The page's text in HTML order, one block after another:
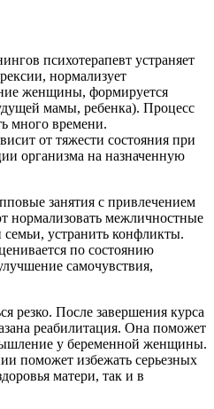
психотерапевт устраняет
нормализует
женщины, формируется
мамы, ребенка). Процесс
много времени.
от тяжести состояния при
организма на назначенную
занятия с привлечением
нормализовать межличностные
устранить конфликты.
по состоянию
самочувствия,
резко. После завершения курса
реабилитация. Она поможет
у беременной женщины.
поможет избежать серьезных
матери, так и в